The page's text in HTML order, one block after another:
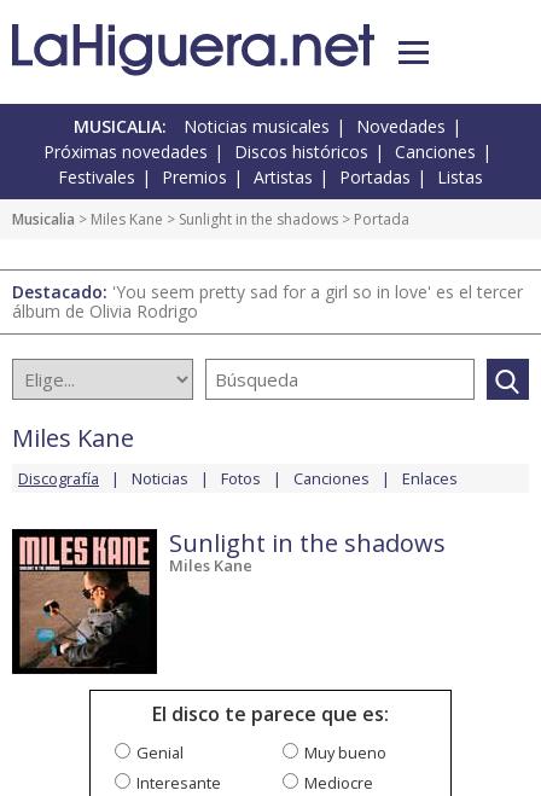
MUSICALIA: Noticias musicales
Novedades
Próximas novedades
Discos históricos
Canciones
Festivales
Premios Artistas Portadas Listas
Musicalia > Miles Kane > Sunlight in the shadows > Portada
Destacado: 'You seem pretty sad for a girl so in love' es el tercer
álbum de Olivia Rodrigo
Miles Kane
Discografía Noticias Fotos Canciones Enlaces
Sunlight in the shadows
Miles Kane
El disco te parece que es:
Genial
Muy bueno
Interesante
Mediocre